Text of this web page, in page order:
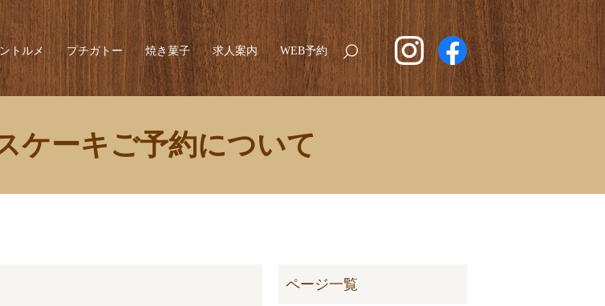
トルメ プチガトー 焼き菓子 求人案内 WEB予約 search
ケーキご予約について